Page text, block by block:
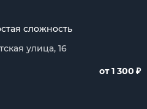
сложность
улица, 16
от 1 300 ₽